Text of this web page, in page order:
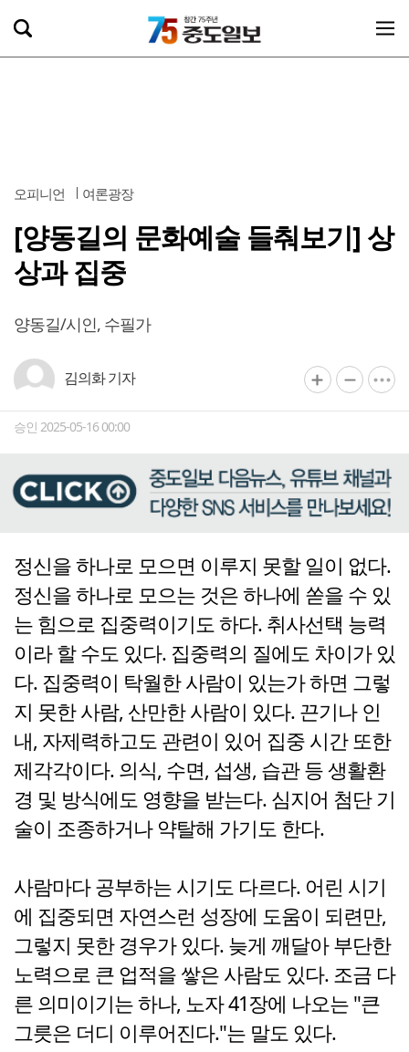
오피니언 여론광장
[양동길의 문화예술 들춰보기] 상
상과 집중
양동길/시인, 수필가
김의화 기자
승인 2025-05-16 00:00
정신을 하나로 모으면 이루지 못할 일이 없다.
정신을 하나로 모으는 것은 하나에 쏟을 수 있
는 힘으로 집중력이기도 하다. 취사선택 능력
이라 할 수도 있다. 집중력의 질에도 차이가 있
다. 집중력이 탁월한 사람이 있는가 하면 그렇
지 못한 사람, 산만한 사람이 있다. 끈기나 인
내, 자제력하고도 관련이 있어 집중 시간 또한
제각각이다. 의식, 수면, 섭생, 습관 등 생활환
경 및 방식에도 영향을 받는다. 심지어 첨단 기
술이 조종하거나 약탈해 가기도 한다.
사람마다 공부하는 시기도 다르다. 어린 시기
에 집중되면 자연스런 성장에 도움이 되련만,
그렇지 못한 경우가 있다. 늦게 깨달아 부단한
노력으로 큰 업적을 쌓은 사람도 있다. 조금 다
른 의미이기는 하나, 노자 41장에 나오는 "큰
그릇은 더디 이루어진다."는 말도 있다.